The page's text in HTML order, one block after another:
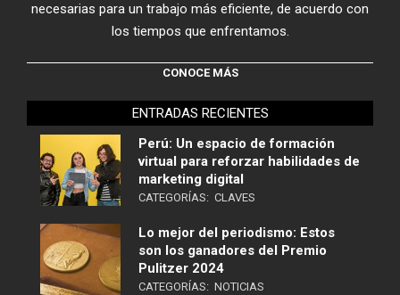
necesarias para un trabajo más eficiente, de acuerdo con
los tiempos que enfrentamos.
CONOCE MÁS
ENTRADAS RECIENTES
Perú: Un espacio de formación
virtual para reforzar habilidades de
marketing digital
CATEGORÍAS: CLAVES
Lo mejor del periodismo: Estos
son los ganadores del Premio
Pulitzer 2024
CATEGORÍAS: NOTICIAS